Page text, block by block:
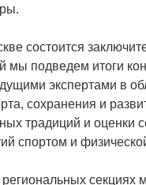
состоится
мы подведем итоги
экспертами в
сохранения и
традиций и оценки
спортом и
региональных секциях